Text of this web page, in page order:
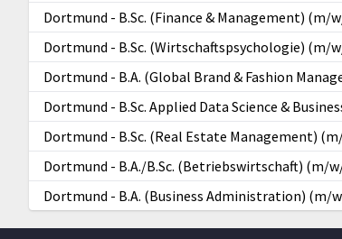
Dortmund - B.Sc. (Finance & Management) (m/
Dortmund - B.Sc. (Wirtschaftspsychologie) (m/
Dortmund - B.A. (Global Brand & Fashion
Dortmund - B.Sc. Applied Data Science &
Dortmund - B.Sc. (Real Estate Management)
Dortmund - B.A./B.Sc. (Betriebswirtschaft) (m/
Dortmund - B.A. (Business Administration) (m/